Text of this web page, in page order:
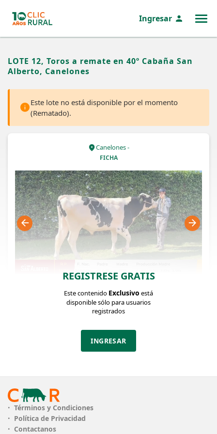
Ingresar
LOTE 12, Toros a remate en 40º Cabaña San
Alberto, Canelones
Este lote no está disponible por el momento
(Rematado).
FICHA
Canelones -
FICHA DEL LOTE Identificador: #368773
Categoría:
Toros
REGISTRESE GRATIS
Este contenido Exclusivo está
disponible sólo para usuarios
registrados
INGRESAR
Términos y Condiciones
Política de Privacidad
Contactanos